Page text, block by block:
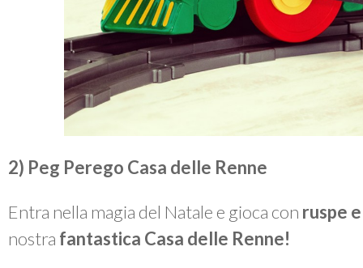
2) Peg Perego Casa delle Renne
Entra nella magia del Natale e gioca con ruspe
nostra fantastica Casa delle Renne!